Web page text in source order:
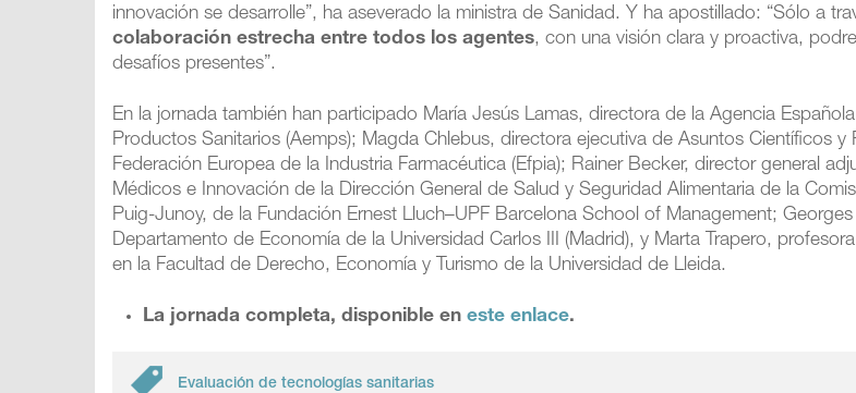
innovación se desarrolle”, ha aseverado la ministra de Sanidad. Y ha apostillado: “Sólo a
colaboración estrecha entre todos los agentes, con una visión clara y proactiva,
desafíos presentes”.
En la jornada también han participado María Jesús Lamas, directora de la Agencia
Productos Sanitarios (Aemps); Magda Chlebus, directora ejecutiva de Asuntos Científicos y
Federación Europea de la Industria Farmacéutica (Efpia); Rainer Becker, director general
Médicos e Innovación de la Dirección General de Salud y Seguridad Alimentaria de la
Puig-Junoy, de la Fundación Ernest Lluch–UPF Barcelona School of Management;
Departamento de Economía de la Universidad Carlos III (Madrid), y Marta Trapero,
en la Facultad de Derecho, Economía y Turismo de la Universidad de Lleida.
La jornada completa, disponible eneste enlace.
Evaluación de tecnologías sanitarias